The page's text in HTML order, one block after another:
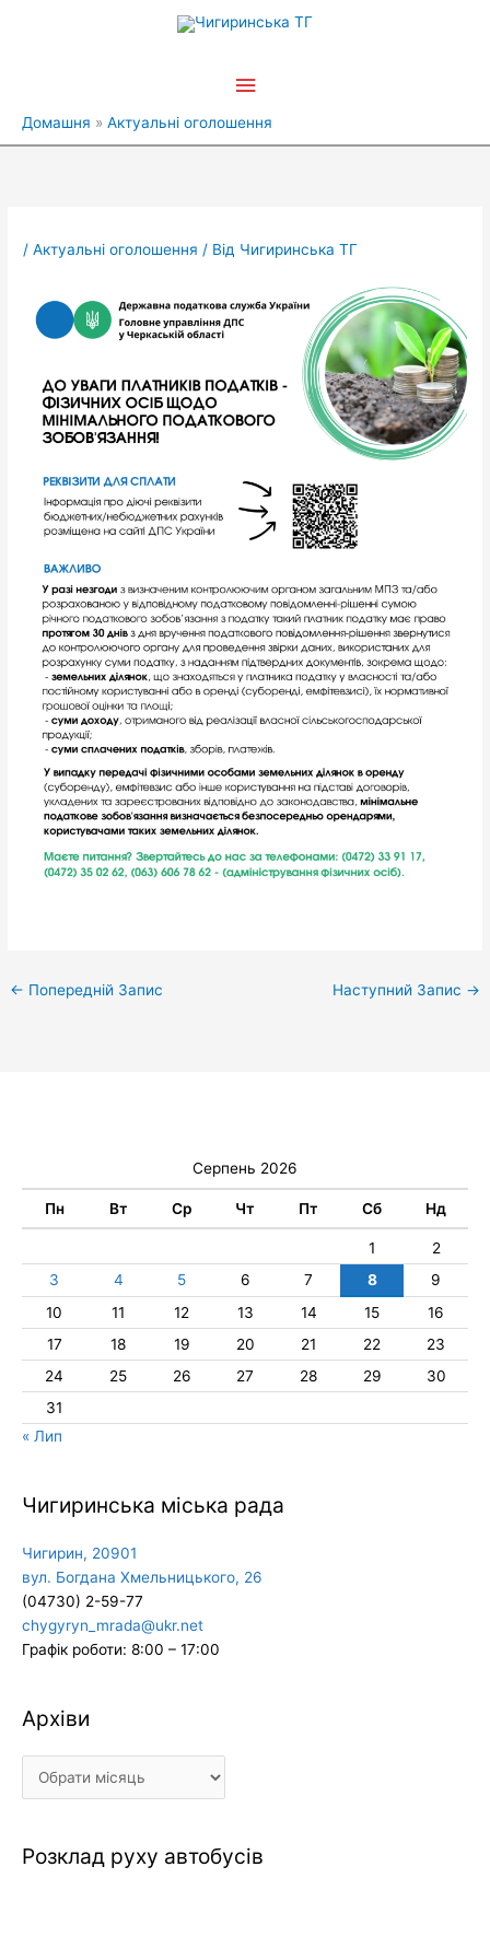
Головне
Домашня Актуальні оголошення
/Актуальні оголошення / Від Чигиринська ТГ
← Попередній Запис Наступний Запис →
Серпень 2026
Пн Вт Ср Чт Пт Сб Нд
1
2
3
4 5 6 7 8
9
10
11 12 13 14 15
16
17
18 19 20 21 22
23
24
25 26 27 28 29
30
31
« Лип
Чигиринська міська рада
Чигирин, 20901
вул. Богдана Хмельницького, 26
(04730) 2-59-77
chygyryn_mrada@ukr.net
Графік роботи: 8:00 – 17:00
Архіви
Архіви
Розклад руху автобусів